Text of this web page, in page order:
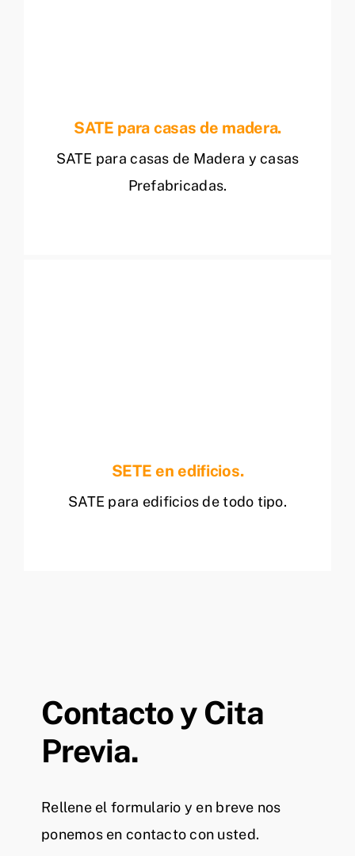
SATE para casas de madera.
SATE para casas de Madera y casas
Prefabricadas.
SETE en edificios.
SATE para edificios de todo tipo.
Contacto y Cita
Previa.
Rellene el formulario y en breve nos
ponemos en contacto con usted.